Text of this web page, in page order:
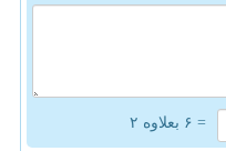
= ۶ بعلاوه ۲